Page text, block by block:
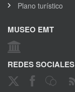
Plano turístico
MUSEO EMT
REDES SOCIALES